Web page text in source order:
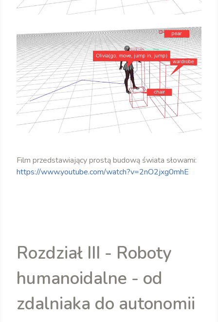
Film przedstawiający prostą budową świata słowami:
https://www.youtube.com/watch?v=2nO2jxg0mhE
Rozdział III - Roboty
humanoidalne - od
zdalniaka do autonomii